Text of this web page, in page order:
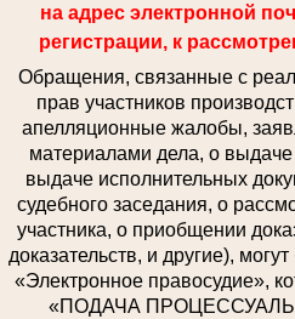
на адрес электронной
регистрации, к
Обращения, связанные с
прав участников
апелляционные жалобы,
материалами дела, о выдаче
выдаче исполнительных
судебного заседания, о
участника, о приобщении
доказательств, и другие),
«Электронное правосудие»,
«ПОДАЧА